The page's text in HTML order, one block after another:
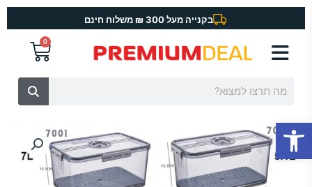
פתח סרגל נגישות
דילוג
בקנייה מעל 300 ₪ משלוח חינם
0
עגלת
קניות
חיפוש